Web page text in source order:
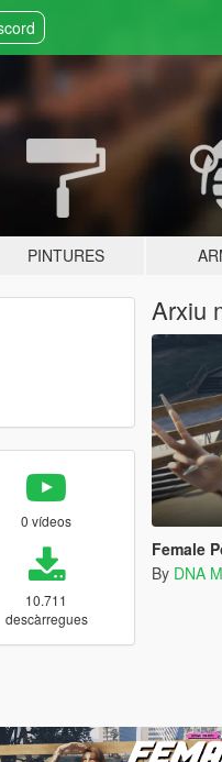
PINTURES
0 vídeos
10.711
descàrregues
Arxiu
Female
By DNA